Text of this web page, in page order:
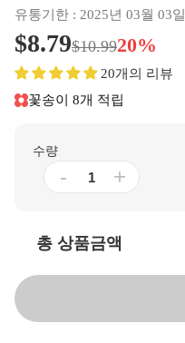
유통기한 : 2025년 03월 03일
$8.79$10.9920%
20개의 리뷰
꽃송이 8개 적립
수량
- +
총 상품금액